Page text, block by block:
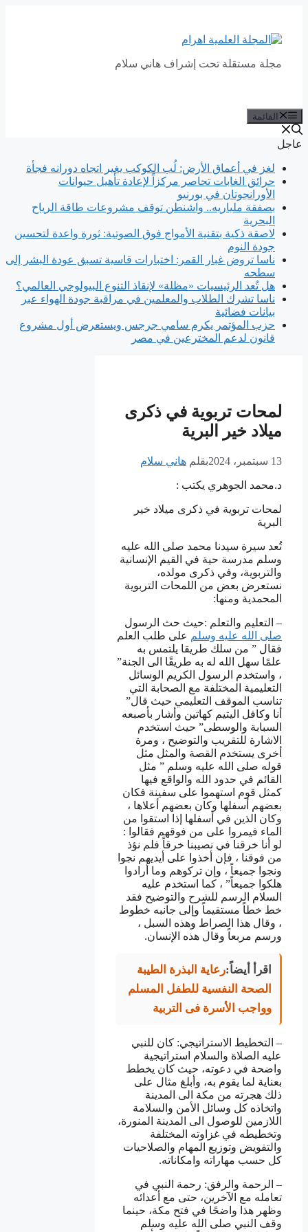
المحتوى
مجلة مستقلة تحت إشراف هاني سلام
القائمة
عاجل
لغز في أعماق الأرض: لُب الكوكب يغير اتجاه دورانه فجأة
حرائق الغابات تحاصر مركزاً لإعادة تأهيل حيوانات
الأورانجوتان في بورنيو
بصفقة ملياريه.. واشنطن توقف مشروعات طاقة الرياح
البحرية
لاصقة ذكية بتقنية الأمواج فوق الصوتية: ثورة واعدة لتحسين
جودة النوم
ناسا تروض غبار القمر: اختبارات قاسية تسبق عودة البشر إلى
سطحه
هل تُعد الرئيسيات «مظلة» لإنقاذ التنوع البيولوجي العالمي؟
ناسا تشرك الطلاب والمعلمين في مراقبة جودة الهواء عبر
بيانات فضائية
حزب المؤتمر يكرم سامي جرجس ويستعرض أول مشروع
قانون لدعم المخترعين في مصر
لمحات تربوية في ذكرى
ميلاد خير البرية
13 سبتمبر، 2024 بقلم هاني سلام
د.محمد الجوهري يكتب :
لمحات تربوية في ذكرى ميلاد خير
البرية
تُعد سيرة سيدنا محمد صلى الله عليه
وسلم مدرسة حية في القيم الإنسانية
والتربوية، وفي ذكرى مولده،
نستعرض بعض من اللمحات التربوية
المحمدية ومنها:
– التعليم والتعلم :حيث حث الرسول
صلى الله عليه وسلم على طلب العلم
فقال ” من سلك طريقا يلتمس به
علمًا سهل الله له به طريقًا الى الجنة”
، واستخدم الرسول الكريم الوسائل
التعليمية المختلفة مع الصحابة التي
تناسب الموقف التعليمي حيث قال”
أنا وكافل اليتيم كهاتين وأشار بأصبعه
السبابة والوسطى” حيث استخدم
الاشارة للتقريب والتوضيح ، ومرة
أخرى يستخدم القصة والمثل مثل
قوله صلى الله عليه وسلم ” مثل
القائم في حدود الله والواقع فيها
كمثل قوم استهموا على سفينة فكان
بعضهم أسفلها وكان بعضهم أعلاها ،
وكان الذين في أسفلها إذا استقوا من
الماء فيمروا على من فوقهم فقالوا :
لو أنا خرقنا في نصيبنا خرقاً فلم نؤذ
من فوقنا ، فإن أخذوا على أيديهم نجوا
ونجوا جميعاً ، وإن تركوهم وما أرادوا
هلكوا جميعاً” ، كما استخدم عليه
السلام الرسم للشرح والتوضيح فقد
خط خطاً مستقيماً وإلى جانبه خطوط
، وقال هذا الصراط وهذه السبل ،
ورسم مربعاً وقال هذه الإنسان.
اقرأ أيضاً:رعاية البذرة الطيبة
الصحة النفسية للطفل المسلم
وواجب الأسرة فى التربية
– التخطيط الاستراتيجي: كان للنبي
عليه الصلاة والسلام استراتيجية
واضحة في دعوته، حيث كان يخطط
بعناية لما يقوم به، وأبلغ مثال على
ذلك هجرته من مكة الى المدينة
واتخاذه كل وسائل الأمن والسلامة
اللازمين للوصول الى المدينة المنورة،
وتخطيطه في غزاوته المختلفة
والتفويض وتوزيع المهام والصلاحيات
كل حسب مهاراته وامكاناته.
– الرحمة والرفق: رحمة النبي في
تعامله مع الآخرين، حتى مع أعدائه
وظهر هذا واضحًا في فتح مكة، حينما
وقف النبي صلى الله عليه وسلم